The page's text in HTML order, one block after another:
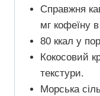
Справжня
мг кофеїну в
80 ккал у
Кокосовий
текстури.
Морська